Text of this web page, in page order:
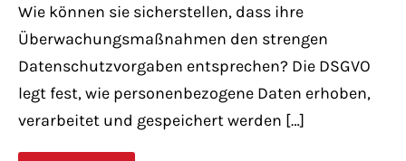
Wie können sie sicherstellen, dass ihre
Überwachungsmaßnahmen den strengen
Datenschutzvorgaben entsprechen? Die DSGVO
legt fest, wie personenbezogene Daten erhoben,
verarbeitet und gespeichert werden […]